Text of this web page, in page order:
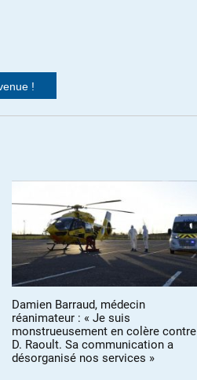
Damien Barraud, médecin
réanimateur : « Je suis
monstrueusement en colère contre
D. Raoult. Sa communication a
désorganisé nos services »